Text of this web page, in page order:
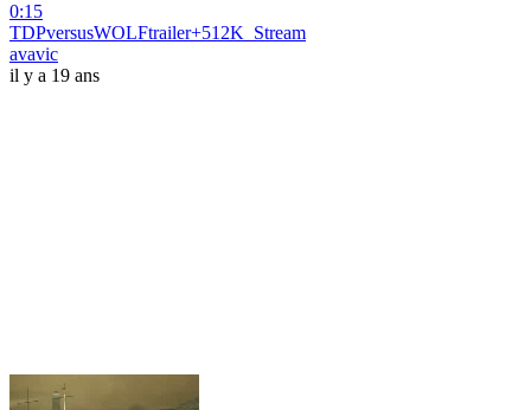
0:15
TDPversusWOLFtrailer+512K_Stream
avavic
il y a 19 ans